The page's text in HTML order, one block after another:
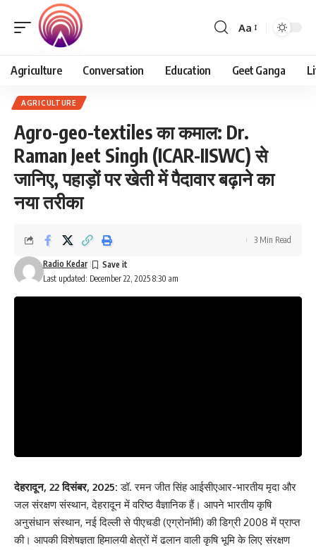
Font
Aa
Agriculture Conversation Education Geet Ganga
AGRICULTURE
Agro-geo-textiles का कमाल: Dr.
Raman Jeet Singh (ICAR-IISWC) से
जानिए, पहाड़ों पर खेती में पैदावार बढ़ाने का
नया तरीका
Last updated: December 22, 2025 8:30 am
Radio Kedar
3 Min Read
देहरादून, 22 दिसंबर, 2025: डॉ. रमन जीत सिंह आईसीएआर-भारतीय मृदा और
जल संरक्षण संस्थान, देहरादून में वरिष्ठ वैज्ञानिक हैं। आपने भारतीय कृषि
अनुसंधान संस्थान, नई दिल्ली से पीएचडी (एग्रोनॉमी) की डिग्री 2008 में प्राप्त
की। आपकी विशेषज्ञता हिमालयी क्षेत्रों में ढलान वाली कृषि भूमि के लिए संरक्षण